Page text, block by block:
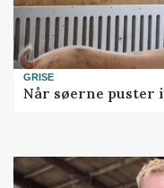
GRISE
Når søerne puster